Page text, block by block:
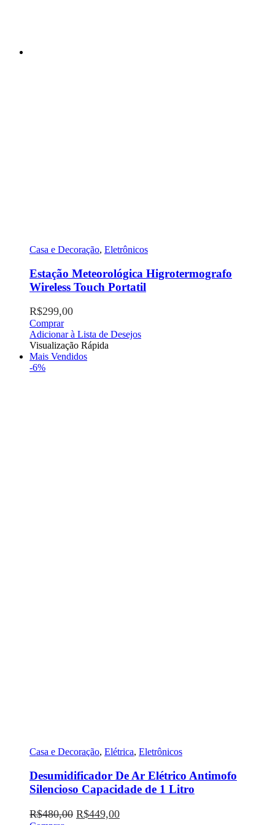
Casa e Decoração, Eletrônicos
Estação Meteorológica Higrotermografo
Wireless Touch Portatil
R$299,00
Comprar
Adicionar à Lista de Desejos
Visualização Rápida
Mais Vendidos
-6%
Casa e Decoração, Elétrica, Eletrônicos
Desumidificador De Ar Elétrico Antimofo
Silencioso Capacidade de 1 Litro
R$480,00 O
R$449,00O